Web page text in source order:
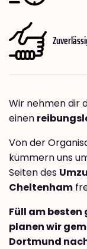
Wir nehmen dir
einen
Von der
kümmern uns
Seiten des
Cheltenham
Füll am besten
planen wir
Dortmund